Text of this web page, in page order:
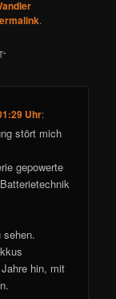
.
“
Uhr:
stört mich
gepowerte
sehen.
hin, mit